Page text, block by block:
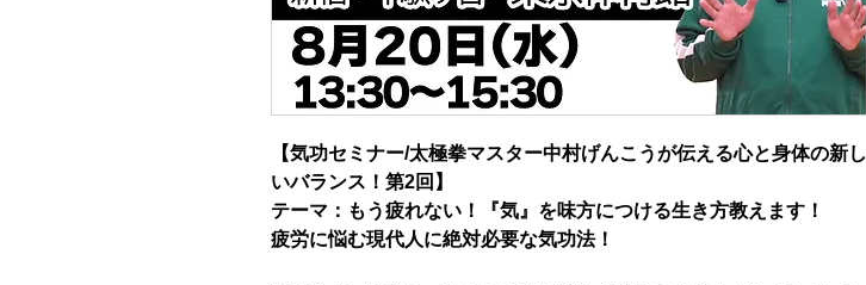
【気功セミナー/太極拳マスター中村げんこうが伝える心と身体の新し
いバランス！第2回】
テーマ：もう疲れない！『気』を味方につける生き方教えます！
疲労に悩む現代人に絶対必要な気功法！